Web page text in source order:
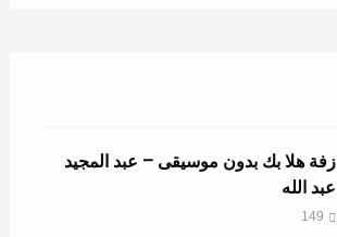
زفة هلا بك بدون موسيقى – عبد المجيد
عبد الله
149